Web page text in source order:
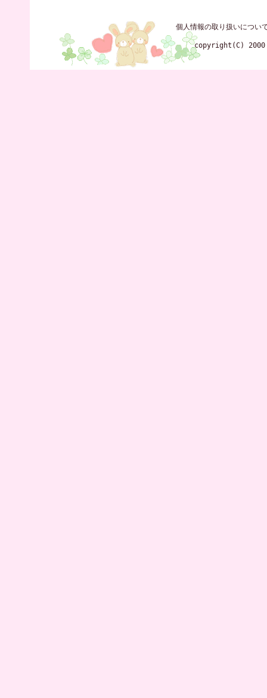
個人情報の取り扱いについ
copyright(C) 2000